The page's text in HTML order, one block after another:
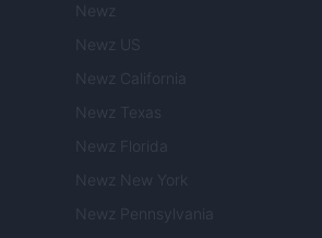
Newz
Newz US
Newz California
Newz Texas
Newz Florida
Newz New York
Newz Pennsylvania